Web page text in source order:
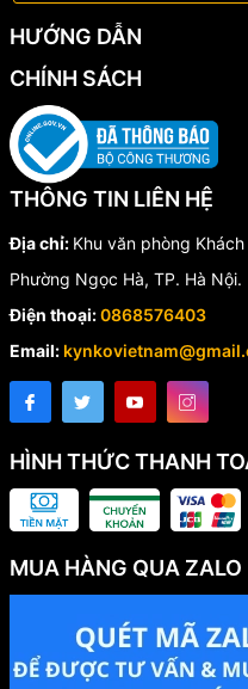
HƯỚNG DẪN
CHÍNH SÁCH
THÔNG TIN LIÊN HỆ
Địa chỉ: Khu văn phòng
Phường Ngọc Hà, TP. Hà Nội.
Điện thoại:0868576403
Email:
HÌNH THỨC THANH
MUA HÀNG QUA ZALO